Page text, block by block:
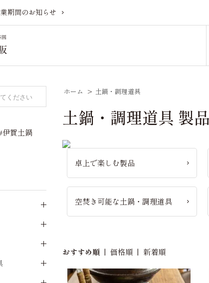
期間のお知らせ
ホーム > 土鍋・調理道具
土鍋・調理道具 製
卓上で楽しむ製品
空焚き可能な土鍋・調理道具
おすすめ順 |価格順 | 新着順
伊賀土鍋